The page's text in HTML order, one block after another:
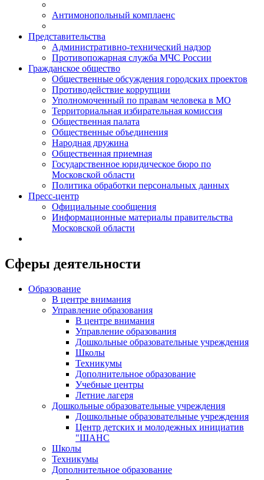
Антимонопольный комплаенс
Представительства
Административно-технический надзор
Противопожарная служба МЧС России
Гражданское общество
Общественные обсуждения городских проектов
Противодействие коррупции
Уполномоченный по правам человека в МО
Территориальная избирательная комиссия
Общественная палата
Общественные объединения
Народная дружина
Общественная приемная
Государственное юридическое бюро по
Московской области
Политика обработки персональных данных
Пресс-центр
Официальные сообщения
Информационные материалы правительства
Московской области
Сферы деятельности
Образование
В центре внимания
Управление образования
В центре внимания
Управление образования
Дошкольные образовательные учреждения
Школы
Техникумы
Дополнительное образование
Учебные центры
Летние лагеря
Дошкольные образовательные учреждения
Дошкольные образовательные учреждения
Центр детских и молодежных инициатив
"ШАНС
Школы
Техникумы
Дополнительное образование